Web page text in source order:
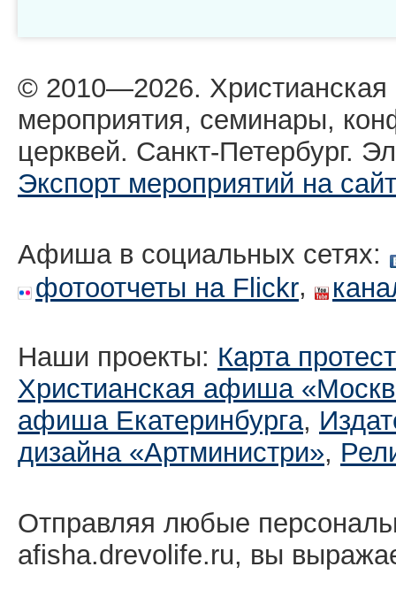
© 2010—2026.
мероприятия, семинары,
церквей. Санкт-Петербург.
Экспорт мероприятий на сайт
Афиша в социальных сетях:
фотоотчеты на Flickr,
Наши проекты: Карта
Христианская афиша
афиша Екатеринбургa,
дизайна «Артминистри»,
Отправляя любые
afisha.drevolife.ru, вы